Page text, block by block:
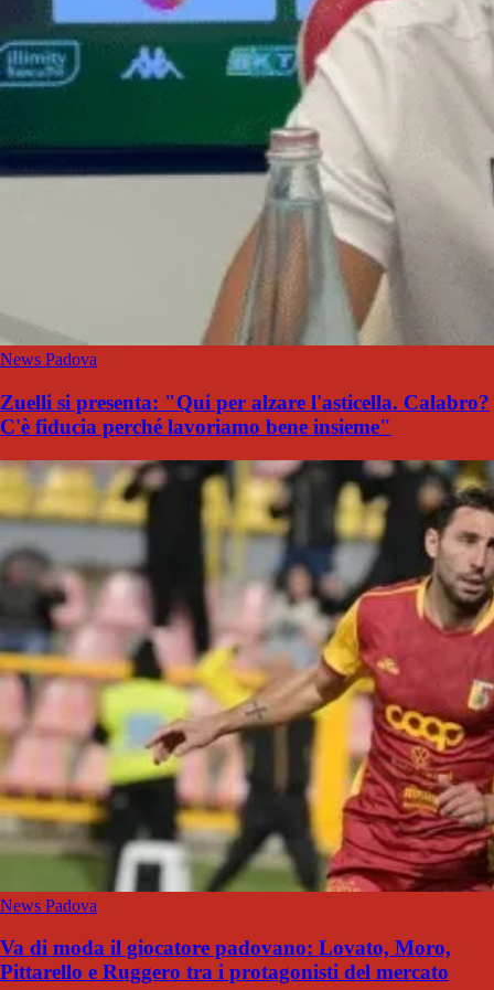
News Padova
Zuelli si presenta: "Qui per alzare l'asticella. Calabro?
C'è fiducia perché lavoriamo bene insieme"
News Padova
Va di moda il giocatore padovano: Lovato, Moro,
Pittarello e Ruggero tra i protagonisti del mercato